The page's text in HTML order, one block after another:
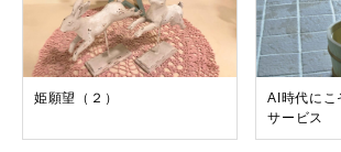
姫願望（２）
AI時代にこ
サービス